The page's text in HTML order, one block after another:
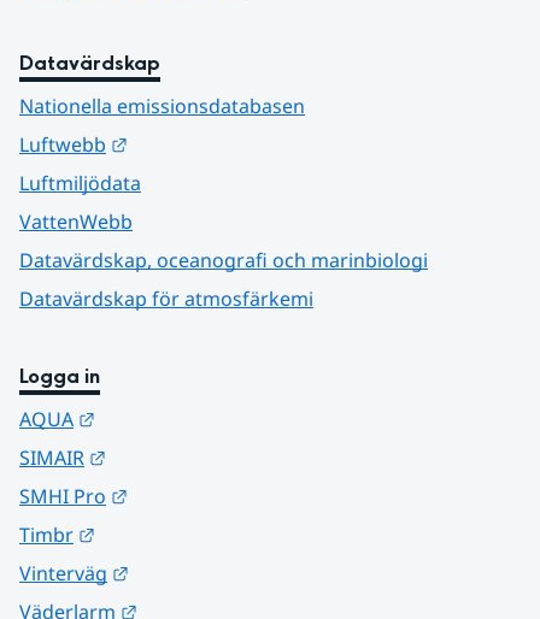
Datavärdskap
Nationella emissionsdatabasen
Luftwebb
Luftmiljödata
VattenWebb
Datavärdskap, oceanografi och marinbiologi
Datavärdskap för atmosfärkemi
Logga in
AQUA
SIMAIR
SMHI Pro
Timbr
Vinterväg
Väderlarm